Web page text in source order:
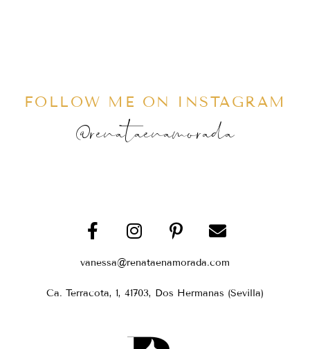
FOLLOW ME ON INSTAGRAM
@renataenamorada
vanessa@renataenamorada.com
Ca. Terracota, 1, 41703, Dos Hermanas (Sevilla)